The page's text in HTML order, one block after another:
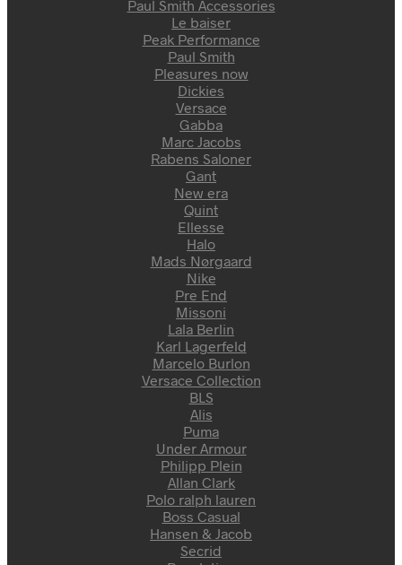
Paul Smith Accessories
Le baiser
Peak Performance
Paul Smith
Pleasures now
Dickies
Versace
Gabba
Marc Jacobs
Rabens Saloner
Gant
New era
Quint
Ellesse
Halo
Mads Nørgaard
Nike
Pre End
Missoni
Lala Berlin
Karl Lagerfeld
Marcelo Burlon
Versace Collection
BLS
Alis
Puma
Under Armour
Philipp Plein
Allan Clark
Polo ralph lauren
Boss Casual
Hansen & Jacob
Secrid